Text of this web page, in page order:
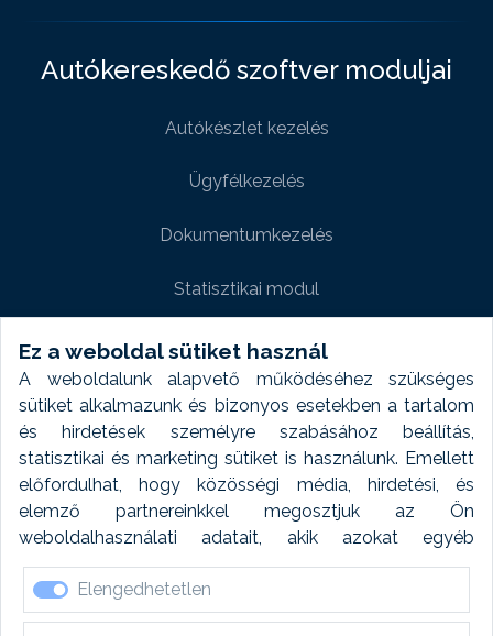
Ez a weboldal sütiket használ
A weboldalunk alapvető működéséhez szükséges
sütiket alkalmazunk és bizonyos esetekben a tartalom
és hirdetések személyre szabásához beállítás,
statisztikai és marketing sütiket is használunk. Emellett
előfordulhat, hogy közösségi média, hirdetési, és
elemző partnereinkkel megosztjuk az Ön
weboldalhasználati adatait, akik azokat egyéb
forrásokból gyűjtött adatokkal kombinálhatják. A sütik
elfogadásával kapcsolatosan naplózást végzünk és
ezen adatokat 6 hónap után automatikusan töröljük. A
Elengedhetetlen
Autókereskedő szoftver moduljai
Autókészlet kezelés
Ügyfélkezelés
Dokumentumkezelés
Statisztikai modul
Weboldal modul
Fényképtár extra modul
Autómosó modul
Feladatütemezés